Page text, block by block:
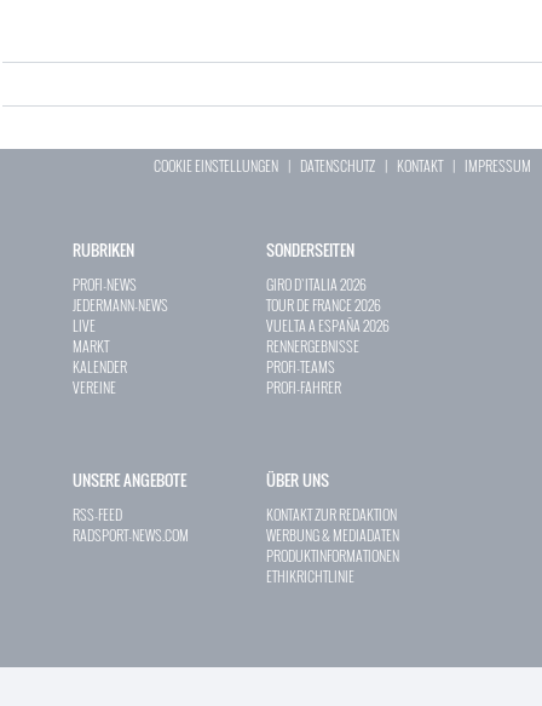
COOKIE EINSTELLUNGEN | DATENSCHUTZ | KONTAKT| IMPRESSUM
RUBRIKEN
PROFI-NEWS
JEDERMANN-NEWS
LIVE
MARKT
KALENDER
VEREINE
SONDERSEITEN
GIRO D`ITALIA 2026
TOUR DE FRANCE 2026
VUELTA A ESPAÑA 2026
RENNERGEBNISSE
PROFI-TEAMS
PROFI-FAHRER
UNSERE ANGEBOTE
RSS-FEED
RADSPORT-NEWS.COM
ÜBER UNS
KONTAKT ZUR REDAKTION
WERBUNG & MEDIADATEN
PRODUKTINFORMATIONEN
ETHIKRICHTLINIE